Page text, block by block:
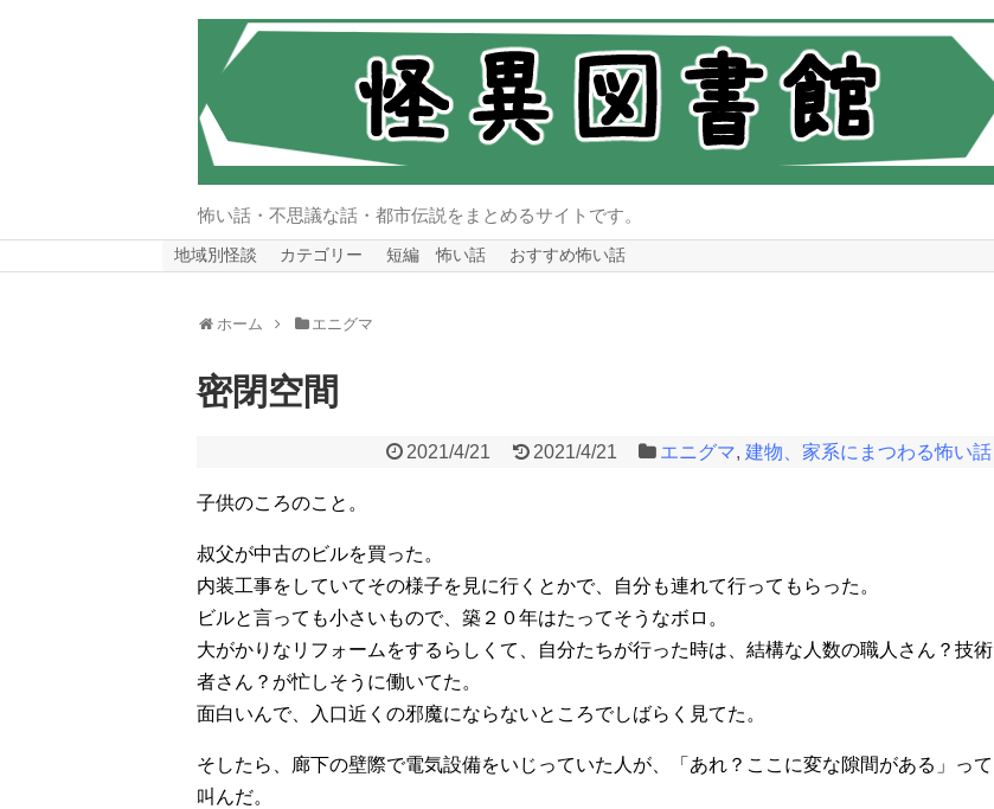
怖い話・不思議な話・都市伝説をまとめるサイトです。
地域別怪談 カテゴリー 短編 怖い話 おすすめ怖い話
ホーム エニグマ
密閉空間
2021/4/21 2021/4/21 エニグマ, 建物、家系にまつわる怖い話
子供のころのこと。
叔父が中古のビルを買った。
内装工事をしていてその様子を見に行くとかで、自分も連れて行ってもらった。
ビルと言っても小さいもので、築２０年はたってそうなボロ。
大がかりなリフォームをするらしくて、自分たちが行った時は、結構な人数の職人さん？技術
者さん？が忙しそうに働いてた。
面白いんで、入口近くの邪魔にならないところでしばらく見てた。
そしたら、廊下の壁際で電気設備をいじっていた人が、「あれ？ここに変な隙間がある」って
叫んだ。